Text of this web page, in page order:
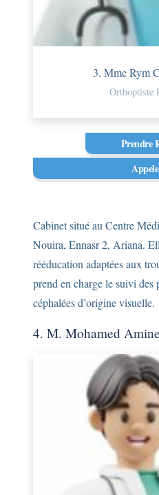
3. Mme Rym
Orthoptiste
Prendre
Cabinet situé au Centre
Nouira, Ennasr 2, Ariana.
rééducation adaptées aux
prend en charge le suivi des
céphalées d’origine visuelle.
4. M. Mohamed